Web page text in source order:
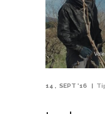
14 SEPT '16